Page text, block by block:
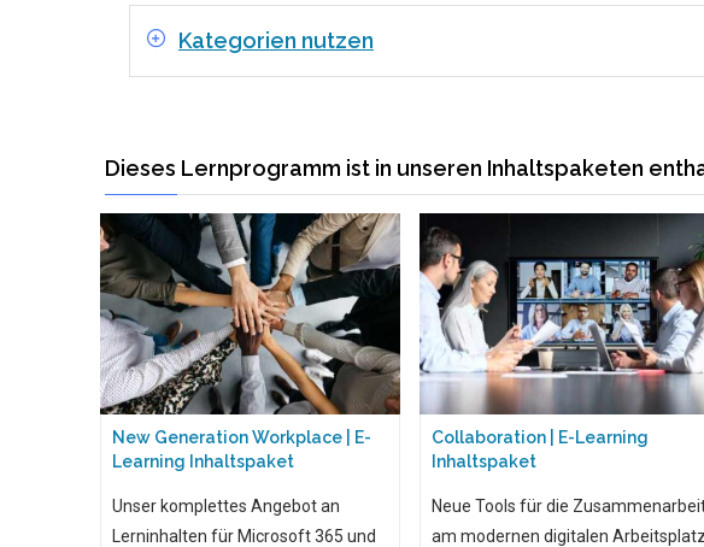
Kategorien nutzen
Dieses Lernprogramm ist in unseren Inhaltspaketen
New Generation Workplace | E-
Learning Inhaltspaket
Unser komplettes Angebot an
Lerninhalten für Microsoft 365 und
Collaboration | E-Learning
Inhaltspaket
Neue Tools für die
am modernen digitalen Arbeitsplatz